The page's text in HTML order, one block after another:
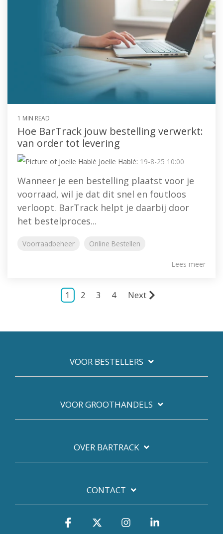
1 MIN READ
Hoe BarTrack jouw bestelling verwerkt:
van order tot levering
Joelle Hablé: 19-8-25 10:00
Wanneer je een bestelling plaatst voor je
voorraad, wil je dat dit snel en foutloos
verloopt. BarTrack helpt je daarbij door
het bestelproces...
Voorraadbeheer Online Bestellen
Lees meer
1 2 3 4 Next
VOOR BESTELLERS
VOOR GROOTHANDELS
OVER BARTRACK
CONTACT
Facebook Instagram